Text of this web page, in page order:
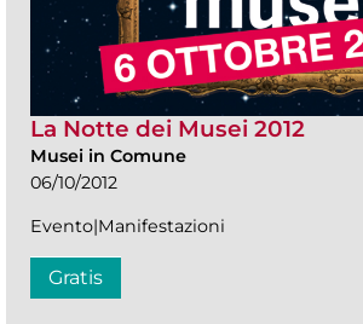
La Notte dei Musei 2012
Musei in Comune
06/10/2012
Evento|Manifestazioni
Gratis